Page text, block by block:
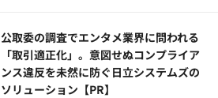
公​​取委の調査でエンタメ業界に問われる
「取引適正化」。意図せぬコンプライア
ンス違反を未然に防ぐ日立システムズの
ソリューション​【PR】